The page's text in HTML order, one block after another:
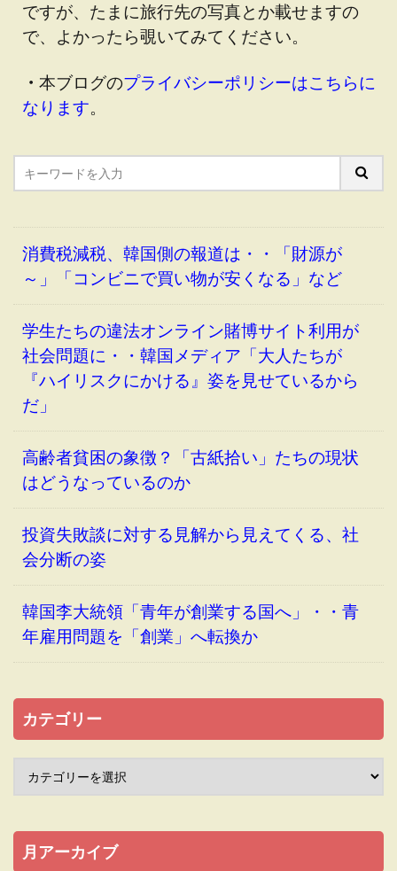
ですが、たまに旅行先の写真とか載せますの
で、よかったら覗いてみてください。
・ 本ブログのプライバシーポリシーはこちらに
なります。
消費税減税、韓国側の報道は・・「財源が
～」「コンビニで買い物が安くなる」など
学生たちの違法オンライン賭博サイト利用が
社会問題に・・韓国メディア「大人たちが
『ハイリスクにかける』姿を見せているから
だ」
高齢者貧困の象徴？「古紙拾い」たちの現状
はどうなっているのか
投資失敗談に対する見解から見えてくる、社
会分断の姿
韓国李大統領「青年が創業する国へ」・・青
年雇用問題を「創業」へ転換か
カテゴリー
月アーカイブ